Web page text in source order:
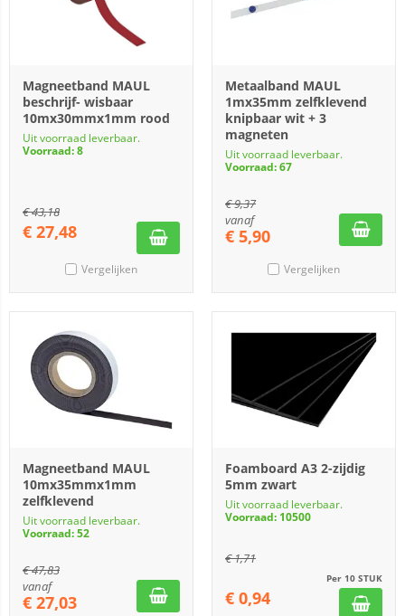
Magneetband MAUL
beschrijf- wisbaar
10mx30mmx1mm rood
Uit voorraad leverbaar.
Voorraad: 8
€43,18
€ 27,48
Vergelijken
Metaalband MAUL
1mx35mm zelfklevend
knipbaar wit + 3
magneten
Uit voorraad leverbaar.
Voorraad: 67
€9,37
vanaf
€ 5,90
Vergelijken
Magneetband MAUL
10mx35mmx1mm
zelfklevend
Uit voorraad leverbaar.
Voorraad: 52
€47,83
vanaf
€ 27,03
Foamboard A3 2-zijdig
5mm zwart
Uit voorraad leverbaar.
Voorraad: 10500
€1,71
Per 10 STUK
€ 0,94